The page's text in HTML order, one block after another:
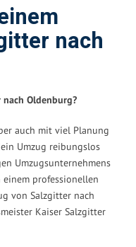
nach
Oldenburg?
auch mit viel Planung
Umzug reibungslos
Umzugsunternehmens
professionellen
von Salzgitter nach
Kaiser Salzgitter